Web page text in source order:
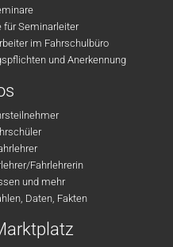
für Seminarleiter
im Fahrschulbüro
und Anerkennung
Fahrlehrerin
und mehr
Daten, Fakten